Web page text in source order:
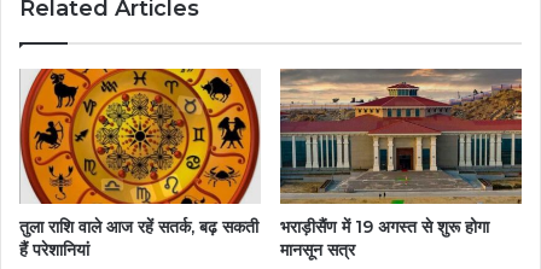
Related Articles
तुला राशि वाले आज रहें सतर्क, बढ़ सकती
हैं परेशानियां
भराड़ीसैंण में 19 अगस्त से शुरू होगा
मानसून सत्र